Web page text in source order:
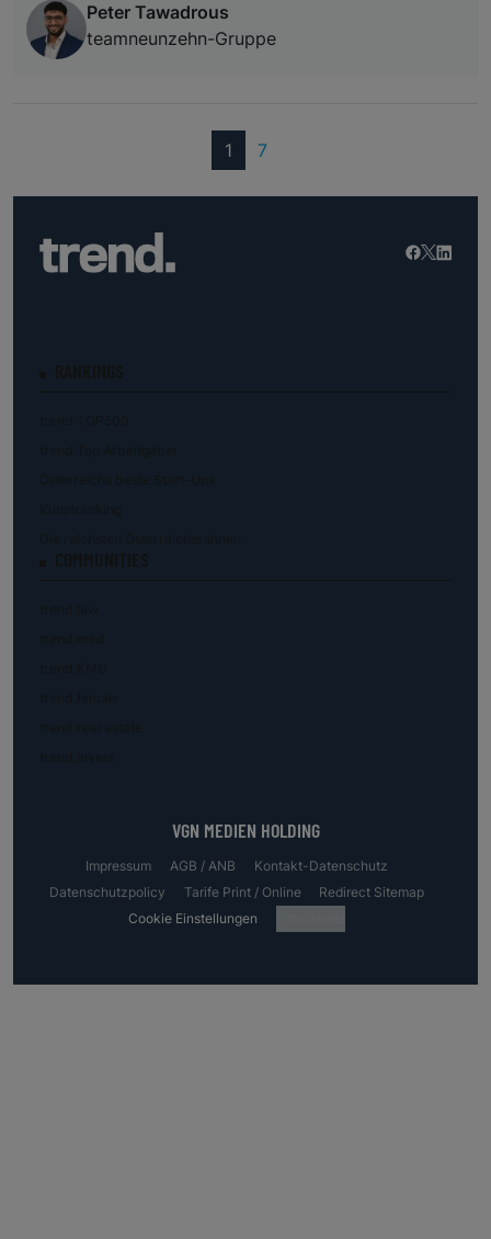
Peter Tawadrous
teamneunzehn-Gruppe
1(current)
7
VGN MEDIEN HOLDING
Impressum AGB / ANB
Kontakt-Datenschutz
Datenschutzpolicy
Tarife Print / Online
Redirect Sitemap
Cookie Einstellungen